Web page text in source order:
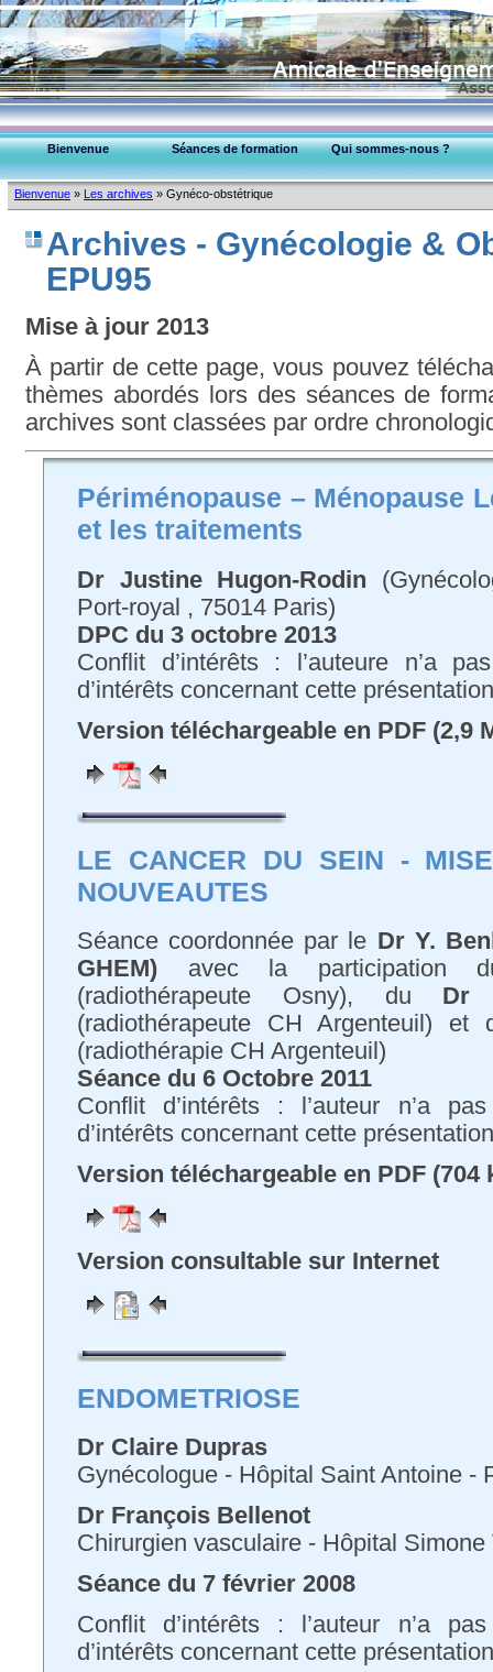
Bienvenue » Les archives » Gynéco-obstétrique
Archives - Gynécologie &
EPU95
Mise à jour 2013
À partir de cette page, vous pouvez
thèmes abordés lors des séances de
archives sont classées par ordre
Périménopause – Ménopause
et les traitements
Dr Justine Hugon-Rodin
Port-royal , 75014 Paris)
DPC du 3 octobre 2013
Conflit d’intérêts : l’auteure n’a
d’intérêts concernant cette présentation
Version téléchargeable en PDF (2,9
LE CANCER DU SEIN -
NOUVEAUTES
Séance coordonnée par le Dr Y.
GHEM) avec la participation
(radiothérapeute Osny), du
Dr
(radiothérapeute CH Argenteuil)
(radiothérapie CH Argenteuil)
Séance du 6 Octobre 2011
Conflit d’intérêts : l’auteur n’a
d’intérêts concernant cette présentation
Version téléchargeable en PDF (704
Version consultable sur Internet
ENDOMETRIOSE
Dr Claire Dupras
Gynécologue - Hôpital Saint Antoine -
Dr François Bellenot
Chirurgien vasculaire - Hôpital
Séance du 7 février 2008
Conflit d’intérêts : l’auteur n’a
d’intérêts concernant cette présentation
Bienvenue Séances de formation
Qui sommes-nous ?
EPU-95 Montmorency